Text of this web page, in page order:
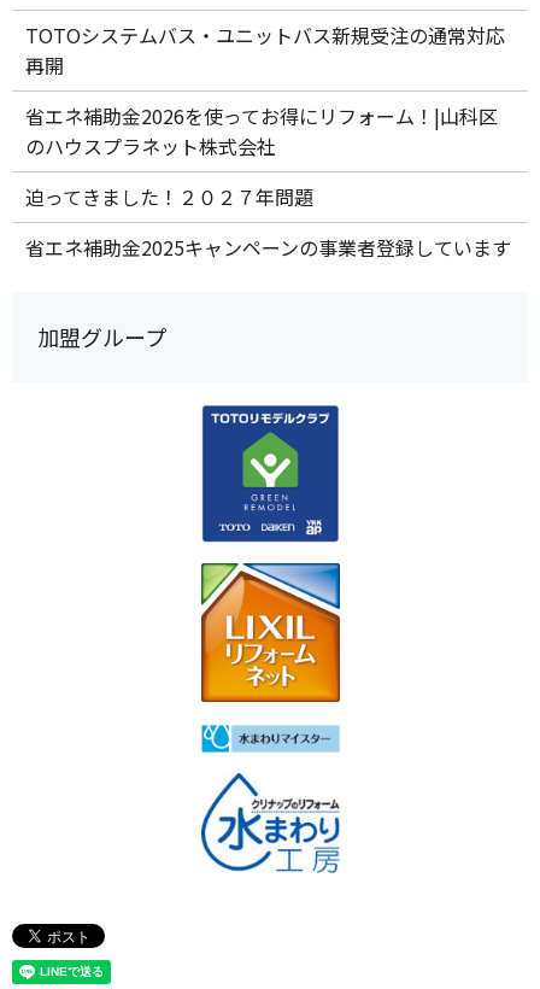
TOTOシステムバス・ユニットバス新規受注の通常対応
再開
省エネ補助金2026を使ってお得にリフォーム！|山科区
のハウスプラネット株式会社
迫ってきました！２０２７年問題
省エネ補助金2025キャンペーンの事業者登録しています
加盟グループ